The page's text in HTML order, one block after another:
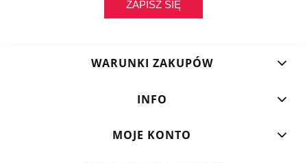
ZAPISZ SIĘ
WARUNKI ZAKUPÓW
INFO
MOJE KONTO